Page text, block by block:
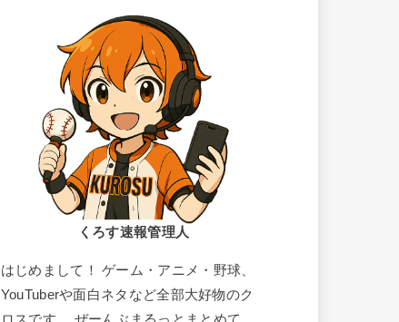
くろす速報管理人
はじめまして！ ゲーム・アニメ・野球、
YouTuberや面白ネタなど全部大好物のク